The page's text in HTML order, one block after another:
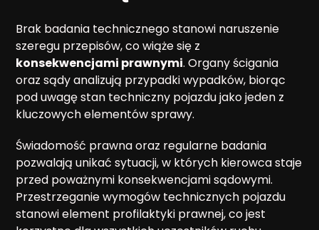
Brak badania technicznego stanowi naruszenie
szeregu przepisów, co wiąże się z
konsekwencjami prawnymi. Organy ścigania
oraz sądy analizują przypadki wypadków, biorąc
pod uwagę stan techniczny pojazdu jako jeden z
kluczowych elementów sprawy.
Świadomość prawna oraz regularne badania
pozwalają unikać sytuacji, w których kierowca staje
przed poważnymi konsekwencjami sądowymi.
Przestrzeganie wymogów technicznych pojazdu
stanowi element profilaktyki prawnej, co jest